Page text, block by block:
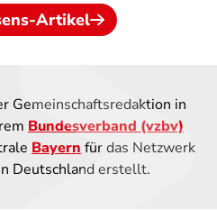
Artikel
Gemeinschaftsredaktion in
Bundesverband (vzbv)
Bayern für das Netzwerk
Deutschland erstellt.